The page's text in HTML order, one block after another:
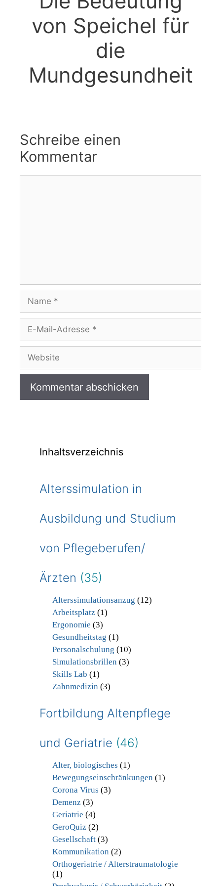
von Speichel für
die
Mundgesundheit
Schreibe einen
Kommentar
Name
Adresse
Website
Inhaltsverzeichnis
Alterssimulation in
Ausbildung und Studium
von Pflegeberufen/
Ärzten (35)
Alterssimulationsanzug (12)
Arbeitsplatz (1)
Ergonomie (3)
Gesundheitstag (1)
Personalschulung (10)
Simulationsbrillen (3)
Skills Lab (1)
Zahnmedizin (3)
Fortbildung Altenpflege
und Geriatrie (46)
Alter, biologisches (1)
Bewegungseinschränkungen (1)
Corona Virus (3)
Demenz (3)
Geriatrie (4)
GeroQuiz (2)
Gesellschaft(3)
Kommunikation (2)
Orthogeriatrie / Alterstraumatologie
(1)